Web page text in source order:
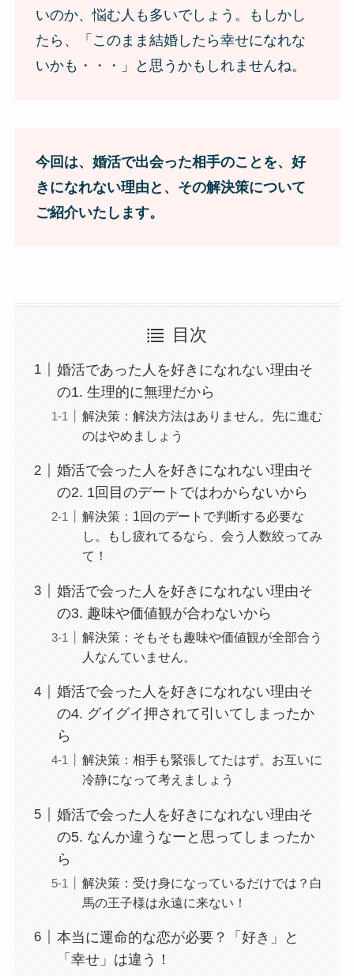
いのか、悩む人も多いでしょう。もしかし
たら、「このまま結婚したら幸せになれな
いかも・・・」と思うかもしれませんね。
今回は、婚活で出会った相手のことを、好
きになれない理由と、その解決策について
ご紹介いたします。
目次
婚活であった人を好きになれない理由そ
の1. 生理的に無理だから
解決策：解決方法はありません。先に進む
のはやめましょう
婚活で会った人を好きになれない理由そ
の2. 1回目のデートではわからないから
解決策：1回のデートで判断する必要な
し。もし疲れてるなら、会う人数絞ってみ
て！
婚活で会った人を好きになれない理由そ
の3. 趣味や価値観が合わないから
解決策：そもそも趣味や価値観が全部合う
人なんていません。
婚活で会った人を好きになれない理由そ
の4. グイグイ押されて引いてしまったか
ら
解決策：相手も緊張してたはず。お互いに
冷静になって考えましょう
婚活で会った人を好きになれない理由そ
の5. なんか違うなーと思ってしまったか
ら
解決策：受け身になっているだけでは？白
馬の王子様は永遠に来ない！
本当に運命的な恋が必要？「好き」と
「幸せ」は違う！